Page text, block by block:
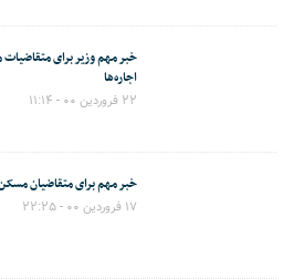
خبر مهم وزیر برای
اجاره‌ها
۲۲ فروردین ۰۰ - ۱۱:۱۴
خبر مهم برای متقاضیان
۱۷ فروردین ۰۰ - ۲۲:۲۵